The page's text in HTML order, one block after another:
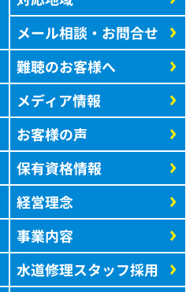
メール相談・お問合せ
難聴のお客様へ
メディア情報
お客様の声
保有資格情報
経営理念
事業内容
水道修理スタッフ採用